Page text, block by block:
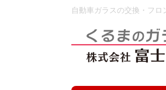
自動車ガラスの交換・フ